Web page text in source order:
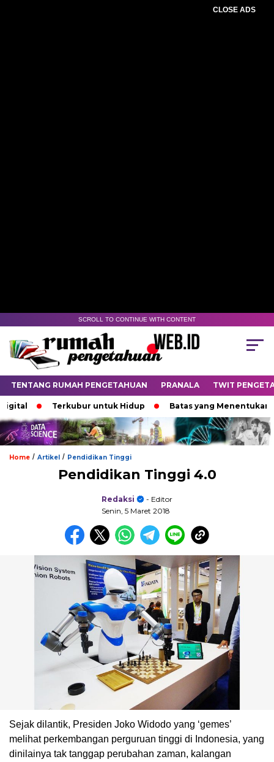
CLOSE ADS
SCROLL TO CONTINUE WITH CONTENT
TENTANG RUMAH PENGETAHUAN PRANALA TWIT
Terkubur untuk Hidup Batas yang Menentukan Nasib
Home / Artikel / Pendidikan Tinggi
Pendidikan Tinggi 4.0
Redaksi
- Editor
Senin, 5 Maret 2018
Sejak dilantik, Presiden Joko Widodo yang ‘gemes’
melihat perkembangan perguruan tinggi di Indonesia, yang
dinilainya tak tanggap perubahan zaman, kalangan